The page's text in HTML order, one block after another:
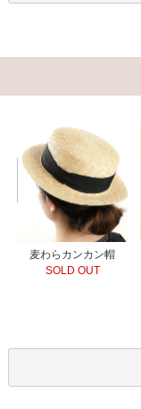
麦わらカンカン帽
SOLD OUT